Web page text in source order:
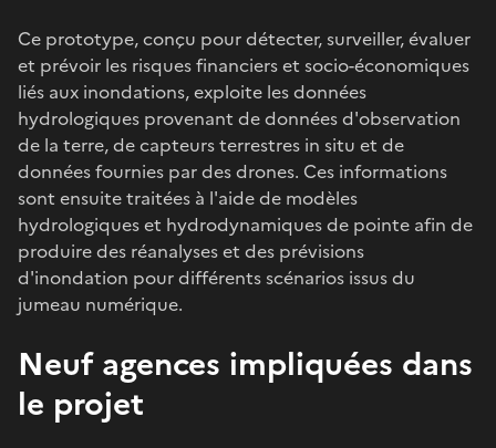
Ce prototype, conçu pour détecter, surveiller, évaluer
et prévoir les risques financiers et socio-économiques
liés aux inondations, exploite les données
hydrologiques provenant de données d'observation
de la terre, de capteurs terrestres in situ et de
données fournies par des drones. Ces informations
sont ensuite traitées à l'aide de modèles
hydrologiques et hydrodynamiques de pointe afin de
produire des réanalyses et des prévisions
d'inondation pour différents scénarios issus du
jumeau numérique.
Neuf agences impliquées dans
le projet